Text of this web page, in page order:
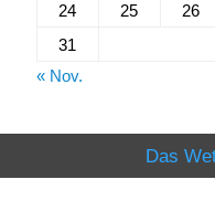
24
25 26
31
« Nov.
Das